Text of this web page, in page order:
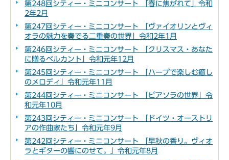
第248回シティー・ミニコンサート 「春に焦がれて」令和
2年2月
第247回シティー・ミニコンサート 「ヴァイオリンとヴィ
オラの魅力を奏でる二重奏の世界」令和2年1月
第246回シティー・ミニコンサート 「クリスマス・あなた
に贈るベルカント」令和元年12月
第245回シティー・ミニコンサート 「ハープで楽しむ癒し
のメロディ」令和元年11月
第244回シティー・ミニコンサート 「ピアソラの世界」令
和元年10月
第243回シティー・ミニコンサート 「ドイツ・オーストリ
アの作曲家たち」令和元年9月
第242回シティー・ミニコンサート 「早秋の香り。ヴィオ
ラとギターの響にのせて。」令和元年8月